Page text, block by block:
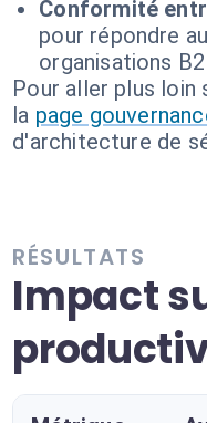
Conformité
pour répondre
organisations
Pour aller plus
la page
d'architecture de
RÉSULTATS
Impact